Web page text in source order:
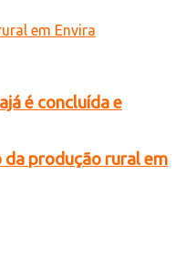
é concluída e
produção rural em